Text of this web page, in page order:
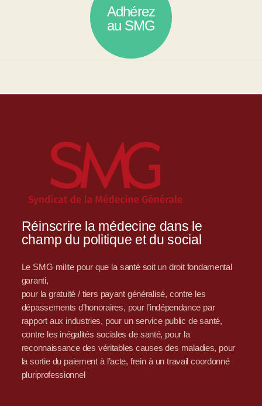
Adhérez
au SMG
Réinscrire la médecine dans le
champ du politique et du social
Le SMG milite pour que la santé soit un droit fondamental
garanti,
pour la gratuité / tiers payant généralisé, contre les
dépassements d’honoraires, pour l’indépendance par
rapport aux industries, pour un service public de santé,
contre les inégalités sociales de santé, pour la
reconnaissance des véritables causes des maladies, pour
la sortie du paiement à l’acte, frein à un travail coordonné
pluriprofessionnel